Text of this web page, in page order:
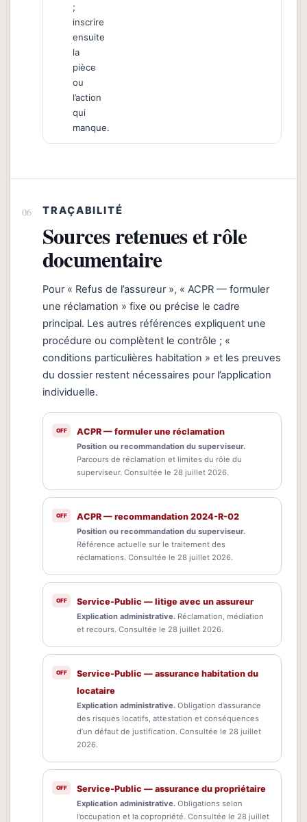
;
inscrire
ensuite
la
pièce
ou
l’action
qui
manque.
TRAÇABILITÉ
Sources retenues et rôle
documentaire
Pour « Refus de l’assureur », « ACPR — formuler
une réclamation » fixe ou précise le cadre
principal. Les autres références expliquent une
procédure ou complètent le contrôle ; «
conditions particulières habitation » et les preuves
du dossier restent nécessaires pour l’application
individuelle.
ACPR — formuler une réclamation
Position ou recommandation du superviseur.
Parcours de réclamation et limites du rôle du
superviseur. Consultée le 28 juillet 2026.
ACPR — recommandation 2024-R-02
Position ou recommandation du superviseur.
Référence actuelle sur le traitement des
réclamations. Consultée le 28 juillet 2026.
Service-Public — litige avec un assureur
Explication administrative. Réclamation, médiation
et recours. Consultée le 28 juillet 2026.
Service-Public — assurance habitation du
locataire
Explication administrative. Obligation d’assurance
des risques locatifs, attestation et conséquences
d’un défaut de justification. Consultée le 28 juillet
2026.
Service-Public — assurance du propriétaire
Explication administrative. Obligations selon
l’occupation et la copropriété. Consultée le 28 juillet